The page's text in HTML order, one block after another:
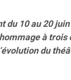
10 au 20
à
du